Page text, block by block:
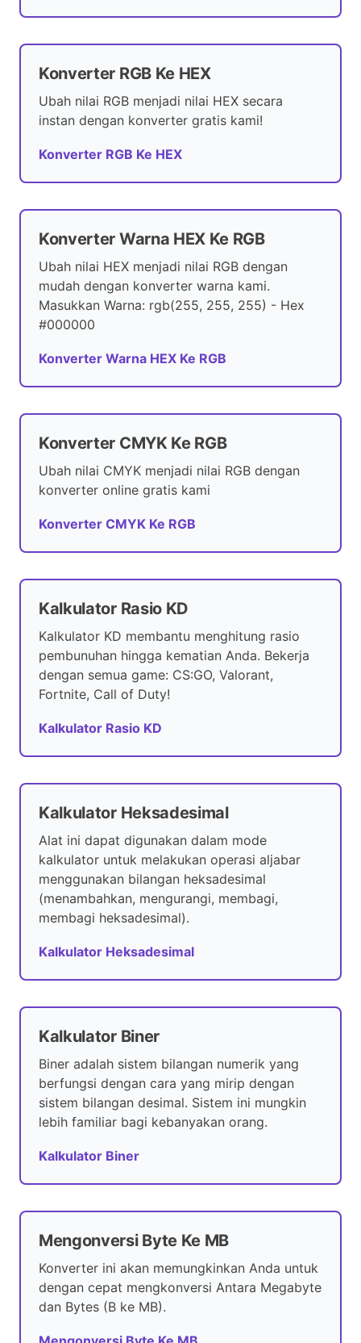
Konverter RGB Ke HEX
Ubah nilai RGB menjadi nilai HEX secara
instan dengan konverter gratis kami!
Konverter RGB Ke HEX
Konverter Warna HEX Ke RGB
Ubah nilai HEX menjadi nilai RGB dengan
mudah dengan konverter warna kami.
Masukkan Warna: rgb(255, 255, 255) - Hex
#000000
Konverter Warna HEX Ke RGB
Konverter CMYK Ke RGB
Ubah nilai CMYK menjadi nilai RGB dengan
konverter online gratis kami
Konverter CMYK Ke RGB
Kalkulator Rasio KD
Kalkulator KD membantu menghitung rasio
pembunuhan hingga kematian Anda. Bekerja
dengan semua game: CS:GO, Valorant,
Fortnite, Call of Duty!
Kalkulator Rasio KD
Kalkulator Heksadesimal
Alat ini dapat digunakan dalam mode
kalkulator untuk melakukan operasi aljabar
menggunakan bilangan heksadesimal
(menambahkan, mengurangi, membagi,
membagi heksadesimal).
Kalkulator Heksadesimal
Kalkulator Biner
Biner adalah sistem bilangan numerik yang
berfungsi dengan cara yang mirip dengan
sistem bilangan desimal. Sistem ini mungkin
lebih familiar bagi kebanyakan orang.
Kalkulator Biner
Mengonversi Byte Ke MB
Konverter ini akan memungkinkan Anda untuk
dengan cepat mengkonversi Antara Megabyte
dan Bytes (B ke MB).